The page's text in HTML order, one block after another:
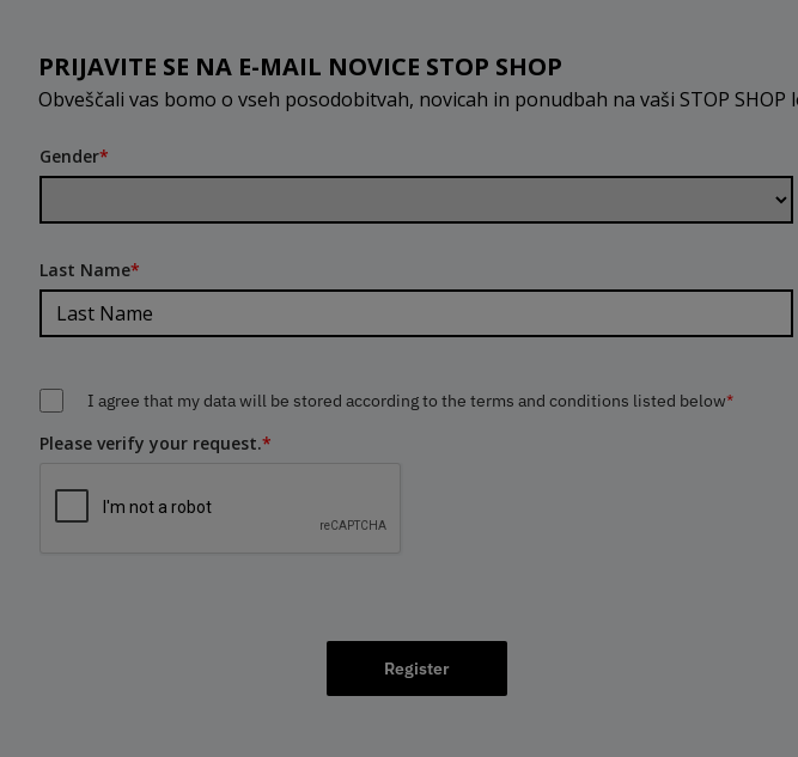
PRIJAVITE SE NA E-MAIL NOVICE STOP SHOP
Obveščali vas bomo o vseh posodobitvah, novicah in ponudbah na vaši STOP SHOP
Gender*
Last Name*
I agree that my data will be stored according to the terms and conditions listed below*
Please verify your request.*
Register